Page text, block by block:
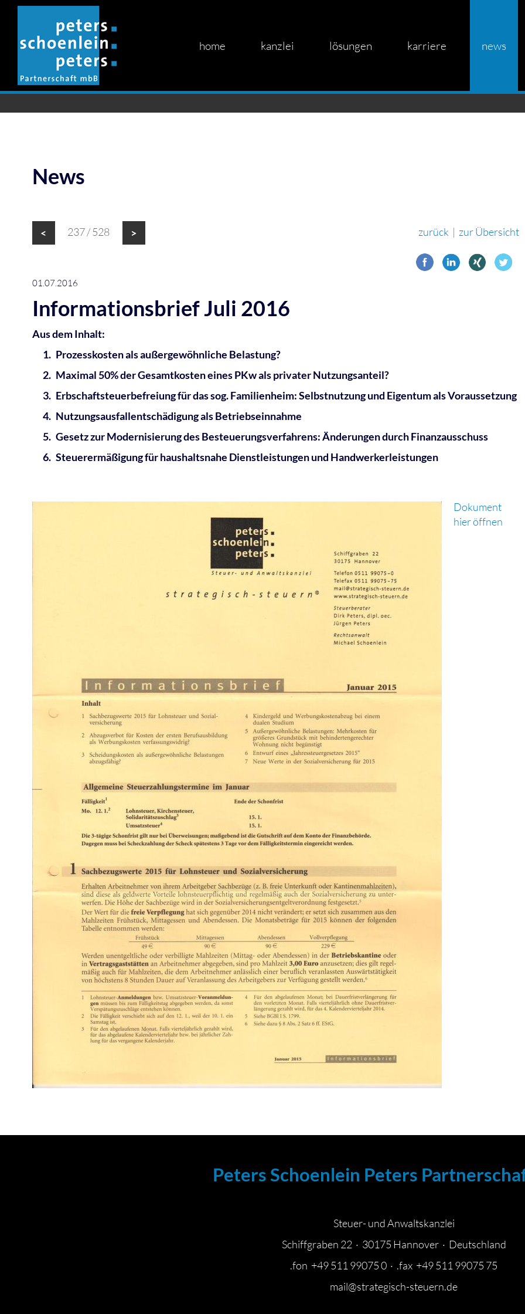
home kanzlei lösungen karriere news
News
< 237 / 528 > zurück | zur Übersicht
01.07.2016
Informationsbrief Juli 2016
Aus dem Inhalt:
Prozesskosten als außergewöhnliche Belastung?
Maximal 50% der Gesamtkosten eines PKw als privater Nutzungsanteil?
Erbschaftsteuerbefreiung für das sog. Familienheim: Selbstnutzung und Eigentum als Voraussetzung
Nutzungsausfallentschädigung als Betriebseinnahme
Gesetz zur Modernisierung des Besteuerungsverfahrens: Änderungen durch Finanzausschuss
Steuerermäßigung für haushaltsnahe Dienstleistungen und Handwerkerleistungen
Dokument
hier öffnen
Peters Schoenlein Peters
Steuer- und Anwaltskanzlei
Schiffgraben 22 · 30175 Hannover · Deutschland
.fon +49 511 99075 0 · .fax +49 511 99075 75
mail@strategisch-steuern.de